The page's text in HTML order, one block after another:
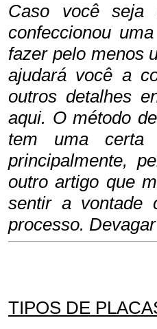
Caso você seja
confeccionou
fazer pelo menos
ajudará você a
outros detalhes
aqui. O método
tem uma certa
principalmente,
outro artigo que
sentir a vontade
processo.
TIPOS DE